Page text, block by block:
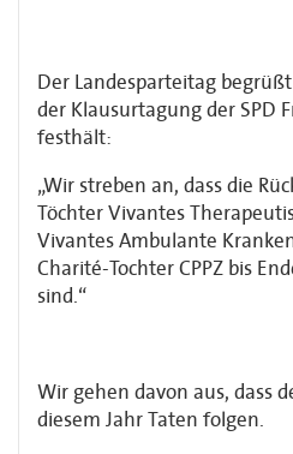
Der Landesparteitag
der Klausurtagung der SPD
festhält:
„Wir streben an, dass die
Töchter Vivantes
Vivantes Ambulante
Charité-Tochter CPPZ bis
sind.“
Wir gehen davon aus, dass
diesem Jahr Taten folgen.